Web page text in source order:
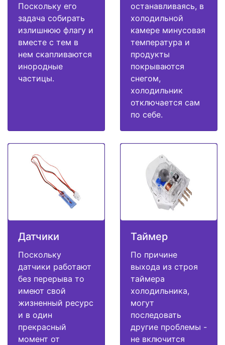
Поскольку его
задача собирать
излишнюю флагу и
вместе с тем в
нем скапливаются
инородные
частицы.
останавливаясь, в
холодильной
камере минусовая
температура и
продукты
покрываются
снегом,
холодильник
отключается сам
по себе.
Датчики
Поскольку
датчики работают
без перерыва то
имеют свой
жизненный ресурс
и в один
прекрасный
момент от
Таймер
По причине
выхода из строя
таймера
холодильника,
могут
последовать
другие проблемы -
не включится